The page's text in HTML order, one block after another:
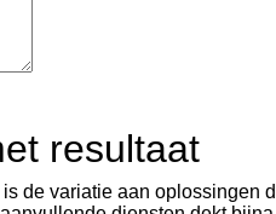
resultaat
de variatie aan